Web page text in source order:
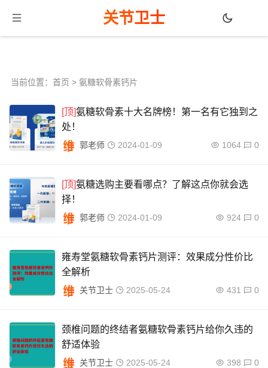
关节卫士
当前位置： 首页 > 氨糖软骨素钙片
[顶]氨糖软骨素十大名牌榜！第一名有它独到之
处！
郭老师 2024-01-09 1064 0
[顶]氨糖选购主要看哪点？了解这点你就会选
择！
郭老师 2024-01-09 924 0
雍寿堂氨糖软骨素钙片测评：效果成分性价比
全解析
关节卫士 2025-05-24 431 0
颈椎问题的终结者氨糖软骨素钙片给你久违的
舒适体验
关节卫士 2025-05-24 398 0